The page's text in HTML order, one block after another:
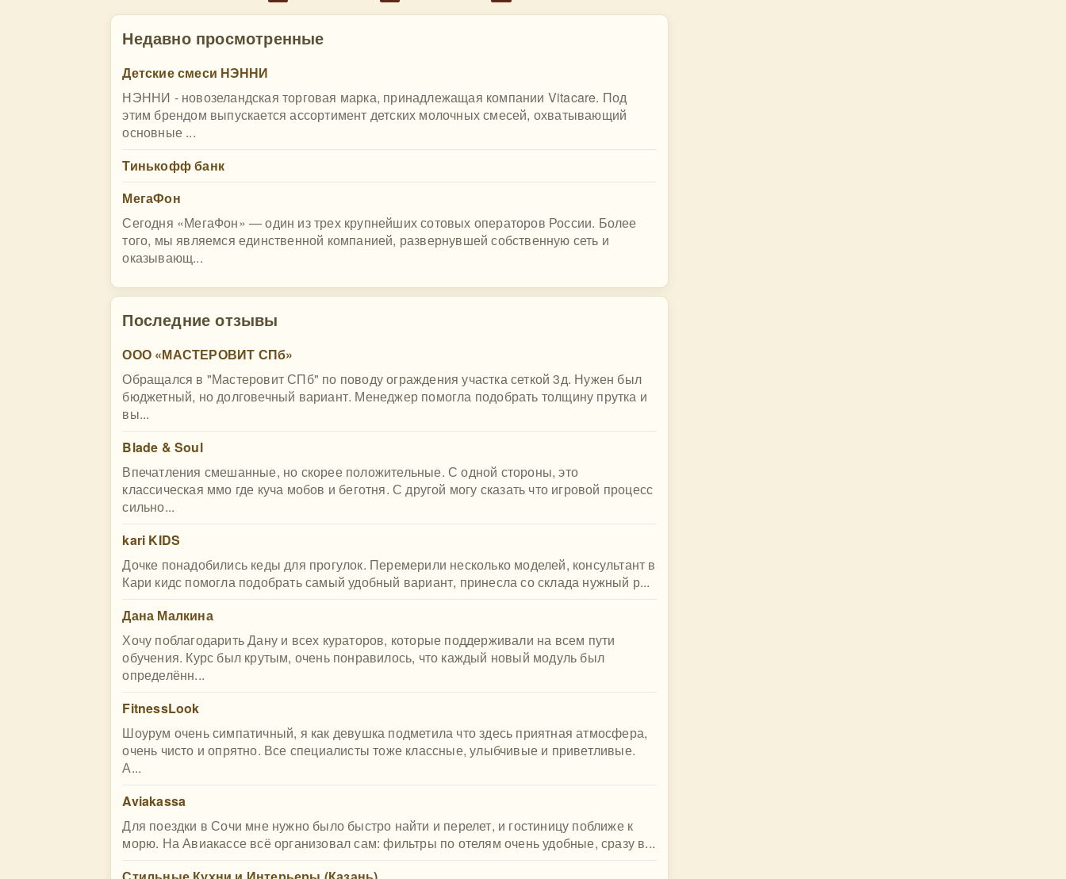
Недавно просмотренные
Детские смеси НЭННИ
НЭННИ - новозеландская торговая марка, принадлежащая компании Vitacare. Под
этим брендом выпускается ассортимент детских молочных смесей, охватывающий
основные ...
Тинькофф банк
МегаФон
Сегодня «МегаФон» — один из трех крупнейших сотовых операторов России. Более
того, мы являемся единственной компанией, развернувшей собственную сеть и
оказывающ...
Последние отзывы
ООО «МАСТЕРОВИТ СПб»
Обращался в "Мастеровит СПб" по поводу ограждения участка сеткой 3д. Нужен был
бюджетный, но долговечный вариант. Менеджер помогла подобрать толщину прутка и
вы...
Blade & Soul
Впечатления смешанные, но скорее положительные. С одной стороны, это
классическая ммо где куча мобов и беготня. С другой могу сказать что игровой процесс
сильно...
kari KIDS
Дочке понадобились кеды для прогулок. Перемерили несколько моделей, консультант в
Кари кидс помогла подобрать самый удобный вариант, принесла со склада нужный р...
Дана Малкина
Хочу поблагодарить Дану и всех кураторов, которые поддерживали на всем пути
обучения. Курс был крутым, очень понравилось, что каждый новый модуль был
определённ...
FitnessLook
Шоурум очень симпатичный, я как девушка подметила что здесь приятная атмосфера,
очень чисто и опрятно. Все специалисты тоже классные, улыбчивые и приветливые.
А...
Aviakassa
Для поездки в Сочи мне нужно было быстро найти и перелет, и гостиницу поближе к
морю. На Авиакассе всё организовал сам: фильтры по отелям очень удобные, сразу в...